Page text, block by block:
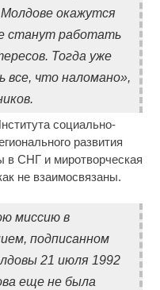
Молдове окажутся
станут работать
Тогда уже
все, что наломано»,
социально-
развития
в СНГ и миротворческая
не взаимосвязаны.
миссию в
подписанном
21 июля 1992
еще не была